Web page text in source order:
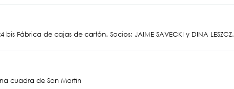
bis Fábrica de cajas de cartón. Socios: JAIME SAVECKI y DINA LESZCZ.
cuadra de San Martin